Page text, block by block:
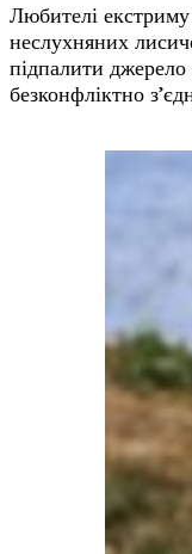
Любителі
неслухняних
підпалити джерело
безконфліктно